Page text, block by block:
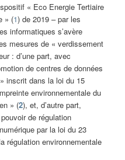
« Eco Energie Tertiaire
» (1) de 2019 – par les
informatiques s’avère
mesures de « verdissement
: d’une part, avec
de centres de données
inscrit dans la loi du 15
environnementale du
» (2), et, d’autre part,
pouvoir de régulation
par la loi du 23
régulation environnementale